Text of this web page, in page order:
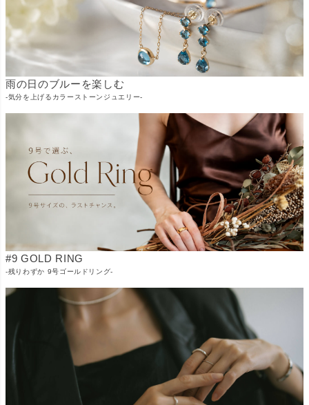
雨の日のブルーを楽しむ
-気分を上げるカラーストーンジュエリー-
#9 GOLD RING
-残りわずか 9号ゴールドリング-